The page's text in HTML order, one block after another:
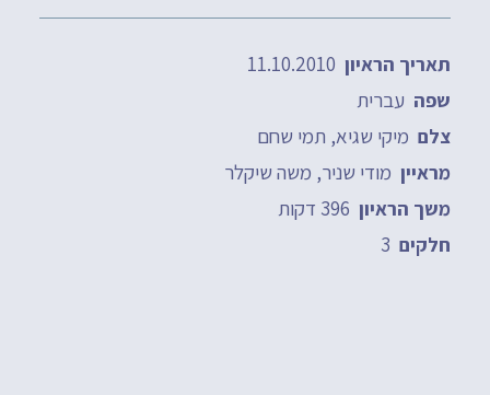
תאריך הראיון
שפה עברית
צלם מיקי שגיא, תמי שחם
מראיין מודי שניר, משה שיקלר
משך הראיון
חלקים